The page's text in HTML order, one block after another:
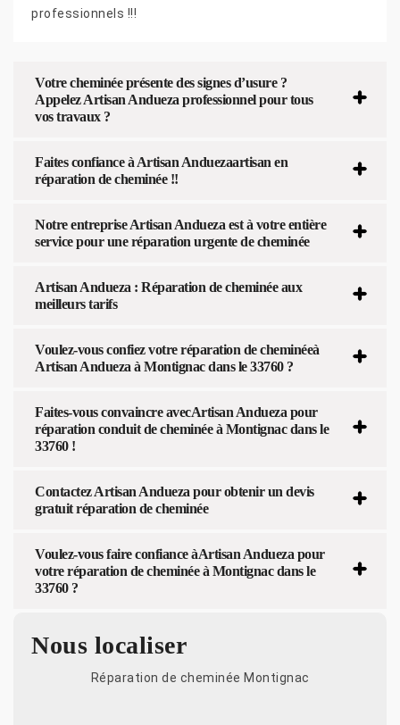
professionnels !!!
Votre cheminée présente des signes d’usure ?
Appelez Artisan Andueza professionnel pour tous
vos travaux ?
Faites confiance à Artisan Anduezaartisan en
réparation de cheminée !!
Notre entreprise Artisan Andueza est à votre entière
service pour une réparation urgente de cheminée
Artisan Andueza : Réparation de cheminée aux
meilleurs tarifs
Voulez-vous confiez votre réparation de cheminéeà
Artisan Andueza à Montignac dans le 33760 ?
Faites-vous convaincre avecArtisan Andueza pour
réparation conduit de cheminée à Montignac dans le
33760 !
Contactez Artisan Andueza pour obtenir un devis
gratuit réparation de cheminée
Voulez-vous faire confiance àArtisan Andueza pour
votre réparation de cheminée à Montignac dans le
33760 ?
Nous localiser
Réparation de cheminée Montignac